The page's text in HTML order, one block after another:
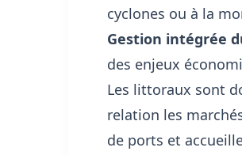
cyclones ou à la
Gestion intégrée
des enjeux
Les littoraux sont
relation les
de ports et